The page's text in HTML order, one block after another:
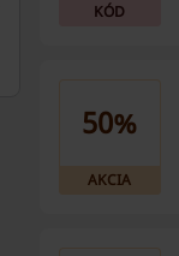
KÓD
50%
AKCIA